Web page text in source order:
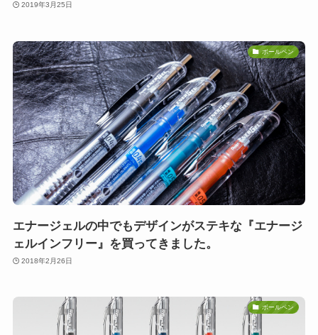
2019年3月25日
ボールペン
エナージェルの中でもデザインがステキな『エナージ
ェルインフリー』を買ってきました。
2018年2月26日
ボールペン